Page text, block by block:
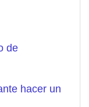
de
hacer un